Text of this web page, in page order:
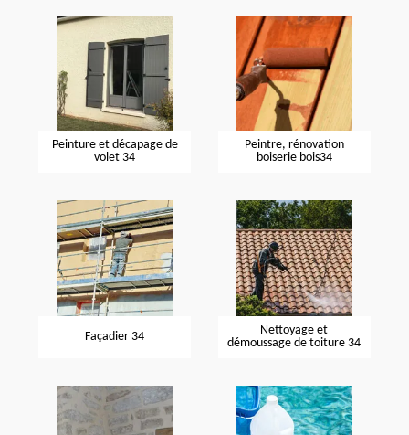
Peinture et décapage de
volet 34
Peintre, rénovation
boiserie bois34
Façadier 34
Nettoyage et
démoussage de toiture 34